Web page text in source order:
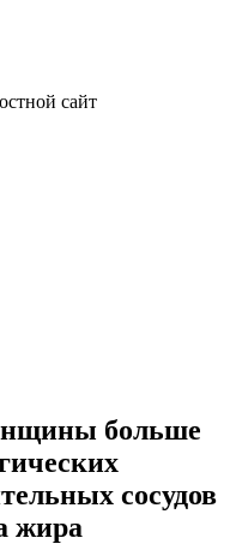
сайт
больше
сосудов
жира